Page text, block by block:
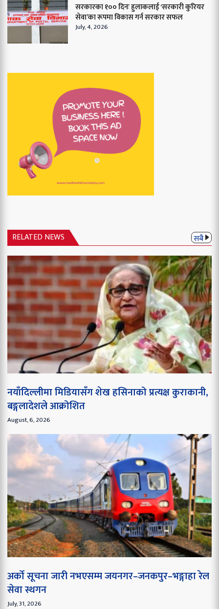
सरकारका १०० दिनः हुलाकलाई ‘सरकारी कुरियर
सेवा’का रूपमा विकास गर्न सरकार सफल
July, 4, 2026
RELATED NEWS सबै
नयाँदिल्लीमा मिडियासँग शेख हसिनाको प्रत्यक्ष कुराकानी,
बङ्गलादेशले आक्रोशित
August, 6, 2026
अर्को सूचना जारी नभएसम्म जयनगर–जनकपुर–भङ्गाहा रेल
सेवा स्थगन
July, 31, 2026